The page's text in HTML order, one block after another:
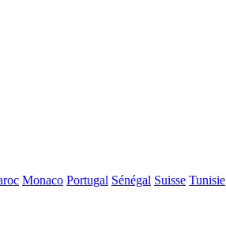
Monaco Portugal Sénégal Suisse Tunisie